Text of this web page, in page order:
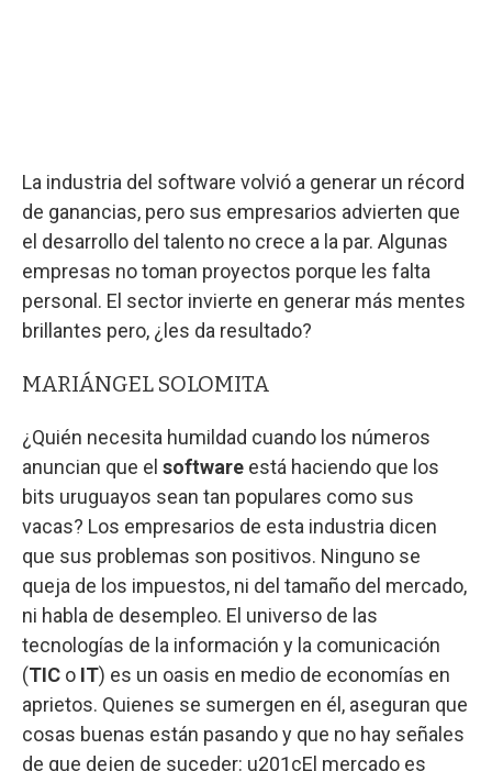
La industria del software volvió a generar un récord
de ganancias, pero sus empresarios advierten que
el desarrollo del talento no crece a la par. Algunas
empresas no toman proyectos porque les falta
personal. El sector invierte en generar más mentes
brillantes pero, ¿les da resultado?
MARIÁNGEL SOLOMITA
¿Quién necesita humildad cuando los números
anuncian que el software está haciendo que los
bits uruguayos sean tan populares como sus
vacas? Los empresarios de esta industria dicen
que sus problemas son positivos. Ninguno se
queja de los impuestos, ni del tamaño del mercado,
ni habla de desempleo. El universo de las
tecnologías de la información y la comunicación
(TIC o IT) es un oasis en medio de economías en
aprietos. Quienes se sumergen en él, aseguran que
cosas buenas están pasando y que no hay señales
de que dejen de suceder: u201cEl mercado es